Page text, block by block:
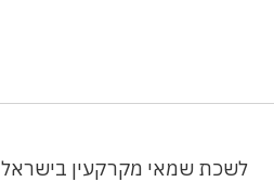
לשכת שמאי מקרקעין בישראל